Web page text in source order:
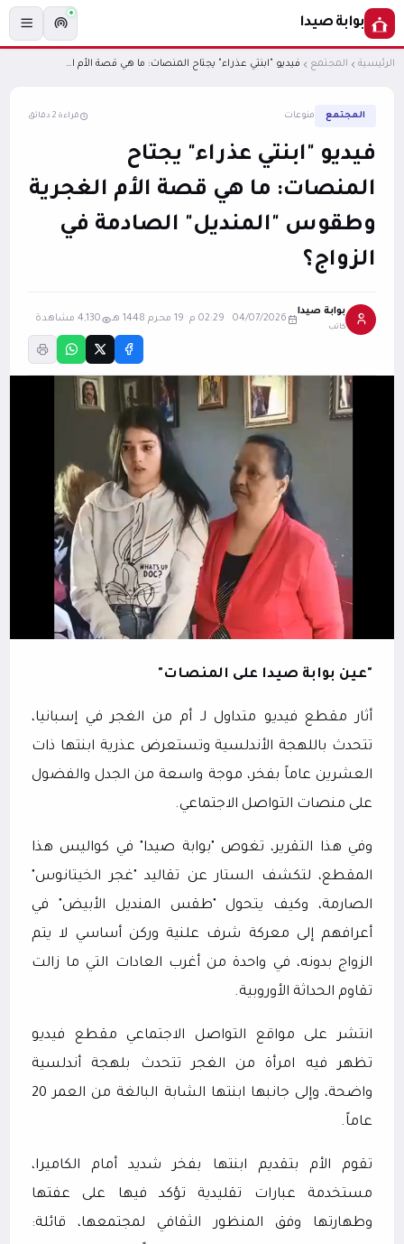
بوابة صيدا
الرئيسية المجتمع فيديو "ابنتي عذراء" يجتاح المنصات: ما هي قصة الأم الغجرية وطقوس "المنديل" الصادمة في الزواج؟
المجتمع منوعات قراءة 2 دقائق
فيديو "ابنتي عذراء" يجتاح
المنصات: ما هي قصة الأم الغجرية
وطقوس "المنديل" الصادمة في
الزواج؟
بوابة صيدا
كاتب
04/07/2026 02:29 م 19 محرم 1448 هـ 4,130 مشاهدة
"عين بوابة صيدا على المنصات"
أثار مقطع فيديو متداول لـ أم من الغجر في إسبانيا،
تتحدث باللهجة الأندلسية وتستعرض عذرية ابنتها ذات
العشرين عاماً بفخر، موجة واسعة من الجدل والفضول
على منصات التواصل الاجتماعي.
وفي هذا التقرير، تغوص "بوابة صيدا" في كواليس هذا
المقطع، لتكشف الستار عن تقاليد "غجر الخيتانوس"
الصارمة، وكيف يتحول "طقس المنديل الأبيض" في
أعرافهم إلى معركة شرف علنية وركن أساسي لا يتم
الزواج بدونه، في واحدة من أغرب العادات التي ما زالت
تقاوم الحداثة الأوروبية.
انتشر على مواقع التواصل الاجتماعي مقطع فيديو
تظهر فيه امرأة من الغجر تتحدث بلهجة أندلسية
واضحة، وإلى جانبها ابنتها الشابة البالغة من العمر 20
عاماً.
تقوم الأم بتقديم ابنتها بفخر شديد أمام الكاميرا،
مستخدمة عبارات تقليدية تؤكد فيها على عفتها
وطهارتها وفق المنظور الثقافي لمجتمعها، قائلة: